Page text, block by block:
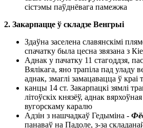
сістэмы паўднёвага памежжа
2. Закарпацце ў складзе Венгрыі
Здаўна заселена славянскімі
спачатку была цесна звязана з
Аднак у пачатку 11 стагоддзя,
Вялікага, яно трапіла пад уладу
аднак, змаглі замацавацца ў краі
канцы 14 ст. Закарпацкі зямлі
літоўскіх князёў, аднак
вугорскаму каралю
Адзін з нашчадкаў Гедыміна -
панаваў на Падоле, з-за